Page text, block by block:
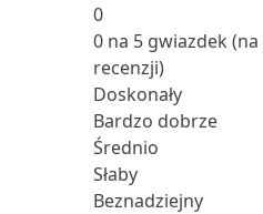
0
0 na 5 gwiazdek
recenzji)
Doskonały
Bardzo dobrze
Średnio
Słaby
Beznadziejny